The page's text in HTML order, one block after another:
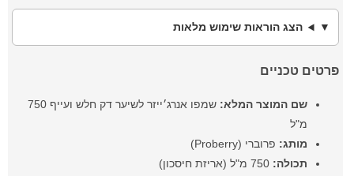
הצג הוראות שימוש מלאות
פרטים טכניים
שם המוצר המלא:
שמפו אנרג׳ייזר לשיער דק חלש ועייף 750
מ"ל
מותג: פרוברי (Proberry)
תכולה: 750 מ"ל (אריזת חיסכון)